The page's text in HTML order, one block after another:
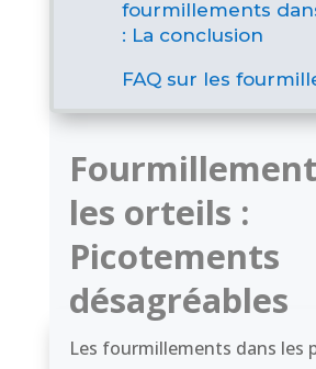
fourmillements
: La conclusion
FAQ sur les
les orteils :
Picotements
désagréables
Les fourmillements dans les